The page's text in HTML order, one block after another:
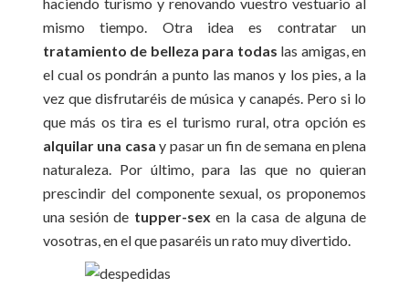
mismo tiempo. Otra idea es contratar un
tratamiento de belleza para todas las amigas, en
el cual os pondrán a punto las manos y los pies, a la
vez que disfrutaréis de música y canapés. Pero si lo
que más os tira es el turismo rural, otra opción es
alquilar una casay pasar un fin de semana en plena
naturaleza. Por último, para las que no quieran
prescindir del componente sexual, os proponemos
una sesión de tupper-sexen la casa de alguna de
vosotras, en el que pasaréis un rato muy divertido.